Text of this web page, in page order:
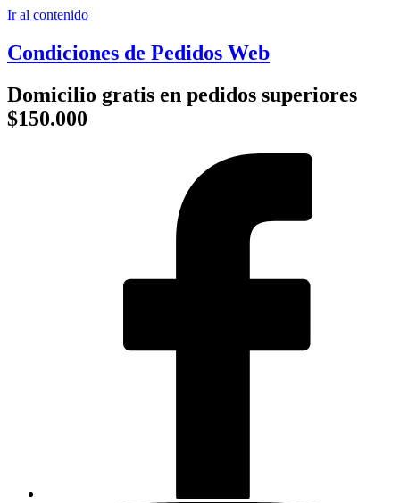
Ir al contenido
Condiciones de Pedidos Web
Domicilio gratis en pedidos superiores
$150.000